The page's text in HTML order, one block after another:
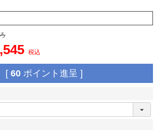
税込
[ 60 ポイント進呈 ]